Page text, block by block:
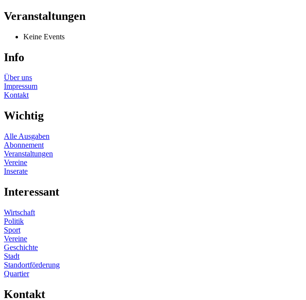
Veranstaltungen
Keine Events
Info
Über uns
Impressum
Kontakt
Wichtig
Alle Ausgaben
Abonnement
Veranstaltungen
Vereine
Inserate
Interessant
Wirtschaft
Politik
Sport
Vereine
Geschichte
Stadt
Standortförderung
Quartier
Kontakt